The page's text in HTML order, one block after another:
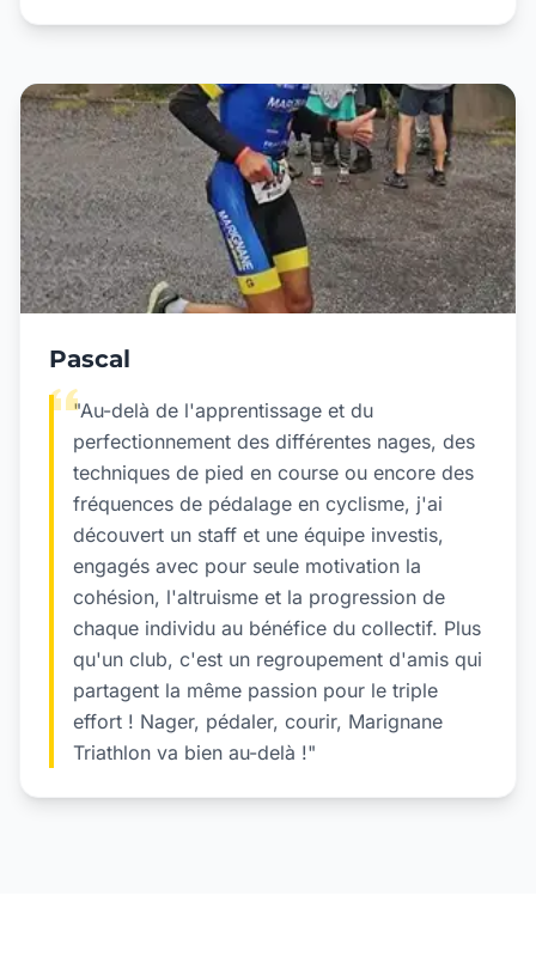
Pascal
"Au-delà de l'apprentissage et du
perfectionnement des différentes nages, des
techniques de pied en course ou encore des
fréquences de pédalage en cyclisme, j'ai
découvert un staff et une équipe investis,
engagés avec pour seule motivation la
cohésion, l'altruisme et la progression de
chaque individu au bénéfice du collectif. Plus
qu'un club, c'est un regroupement d'amis qui
partagent la même passion pour le triple
effort ! Nager, pédaler, courir, Marignane
Triathlon va bien au-delà !"